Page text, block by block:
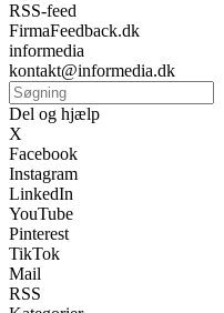
RSS-feed
FirmaFeedback.dk
informedia
kontakt@informedia.dk
Del og hjælp
X
Facebook
Instagram
LinkedIn
YouTube
Pinterest
TikTok
Mail
RSS